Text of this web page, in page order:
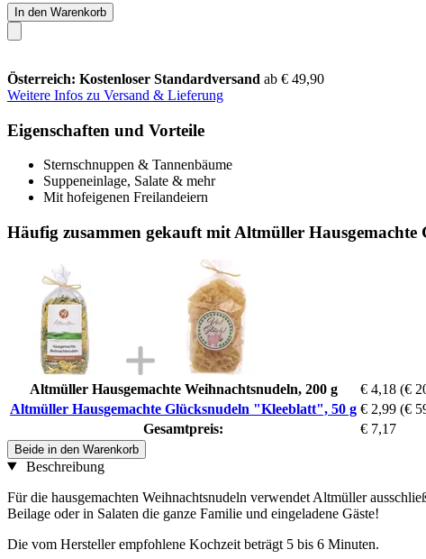
In den Warenkorb
Österreich: Kostenloser Standardversand ab € 49,90
Weitere Infos zu Versand & Lieferung
Eigenschaften und Vorteile
Sternschnuppen & Tannenbäume
Suppeneinlage, Salate & mehr
Mit hofeigenen Freilandeiern
Häufig zusammen gekauft mit Altmüller
Altmüller Hausgemachte Weihnachtsnudeln, 200 g € 4,18 (€
Altmüller Hausgemachte Glücksnudeln "Kleeblatt", 50 g € 2,99 (€
Gesamtpreis:
€ 7,17
Beide in den Warenkorb
Beschreibung
Für die hausgemachten Weihnachtsnudeln verwendet Altmüller
Beilage oder in Salaten die ganze Familie und eingeladene Gäste!
Die vom Hersteller empfohlene Kochzeit beträgt 5 bis 6 Minuten.